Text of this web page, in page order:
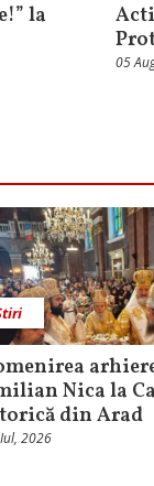
la
05
Nica la
din Arad
2026